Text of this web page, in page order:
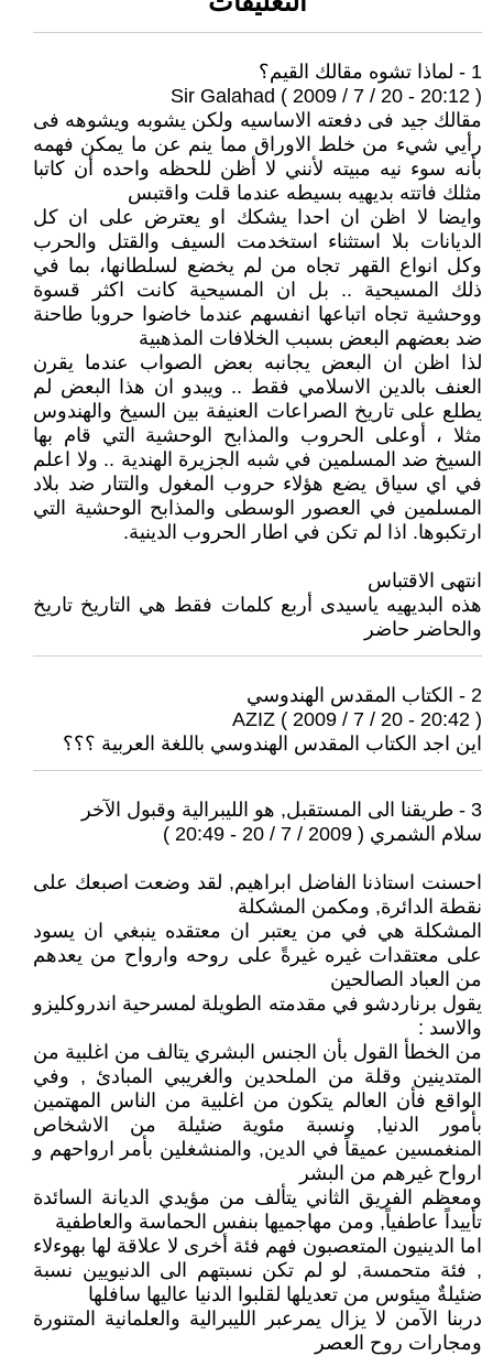
1 - لماذا تشوه مقالك القيم؟
Sir Galahad ( 2009 / 7 / 20 - 20:12 )
مقالك جيد فى دفعته الاساسيه ولكن يشوبه ويشوهه فى
رأيي شيء من خلط الاوراق مما ينم عن ما يمكن فهمه
بأنه سوء نيه مبيته لأنني لا أظن للحظه واحده أن كاتبا
مثلك فاتته بديهيه بسيطه عندما قلت واقتبس
وايضا لا اظن ان احدا يشكك او يعترض على ان كل
الديانات بلا استثناء استخدمت السيف والقتل والحرب
وكل انواع القهر تجاه من لم يخضع لسلطانها، بما في
ذلك المسيحية .. بل ان المسيحية كانت اكثر قسوة
ووحشية تجاه اتباعها انفسهم عندما خاضوا حروبا طاحنة
ضد بعضهم البعض بسبب الخلافات المذهبية
لذا اظن ان البعض يجانبه بعض الصواب عندما يقرن
العنف بالدين الاسلامي فقط .. ويبدو ان هذا البعض لم
يطلع على تاريخ الصراعات العنيفة بين السيخ والهندوس
مثلا ، أوعلى الحروب والمذابح الوحشية التي قام بها
السيخ ضد المسلمين في شبه الجزيرة الهندية .. ولا اعلم
في اي سياق يضع هؤلاء حروب المغول والتتار ضد بلاد
المسلمين في العصور الوسطى والمذابح الوحشية التي
ارتكبوها. اذا لم تكن في اطار الحروب الدينية.
انتهى الاقتباس
هذه البديهيه ياسيدى أربع كلمات فقط هي التاريخ تاريخ
والحاضر حاضر
2 - الكتاب المقدس الهندوسي
AZIZ ( 2009 / 7 / 20 - 20:42 )
اين اجد الكتاب المقدس الهندوسي باللغة العربية ؟؟؟
3 - طريقنا الى المستقبل, هو الليبرالية وقبول الآخر
سلام الشمري ( 2009 / 7 / 20 - 20:49 )
احسنت استاذنا الفاضل ابراهيم, لقد وضعت اصبعك على
نقطة الدائرة, ومكمن المشكلة
المشكلة هي في من يعتبر ان معتقده ينبغي ان يسود
على معتقدات غيره غيرةً على روحه وارواح من يعدهم
من العباد الصالحين
يقول برناردشو في مقدمته الطويلة لمسرحية اندروكليزو
والاسد :
من الخطأ القول بأن الجنس البشري يتالف من اغلبية من
المتدينين وقلة من الملحدين والغريبي المبادئ , وفي
الواقع فأن العالم يتكون من اغلبية من الناس المهتمين
بأمور الدنيا, ونسبة مئوية ضئيلة من الاشخاص
المنغمسين عميقاً في الدين, والمنشغلين بأمر ارواحهم و
ارواح غيرهم من البشر
ومعظم الفريق الثاني يتألف من مؤيدي الديانة السائدة
تأييداً عاطفياً, ومن مهاجميها بنفس الحماسة والعاطفية
اما الدينيون المتعصبون فهم فئة أخرى لا علاقة لها بهوءلاء
, فئة متحمسة, لو لم تكن نسبتهم الى الدنيويين نسبة
ضئيلةٌ ميئوس من تعديلها لقلبوا الدنيا عاليها سافلها
دربنا الآمن لا يزال يمرعبر الليبرالية والعلمانية المتنورة
ومجارات روح العصر